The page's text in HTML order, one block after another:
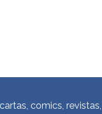
comics,